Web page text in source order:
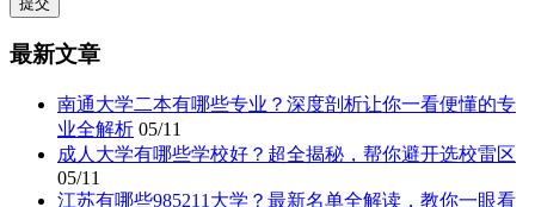
最新文章
南通大学二本有哪些专业？深度剖析让你一看便懂的专
业全解析 05/11
成人大学有哪些学校好？超全揭秘，帮你避开选校雷区
05/11
江苏有哪些985211大学？最新名单全解读，教你一眼看